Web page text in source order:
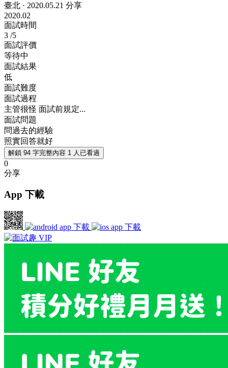
臺北 · 2020.05.21 分享
2020.02
面試時間
3 /5
面試評價
等待中
面試結果
低
面試難度
面試過程
主管很怪 面試前規定...
面試問題
問過去的經驗
照實回答就好
解鎖 94 字完整內容 1 人已看過
0
分享
App 下載